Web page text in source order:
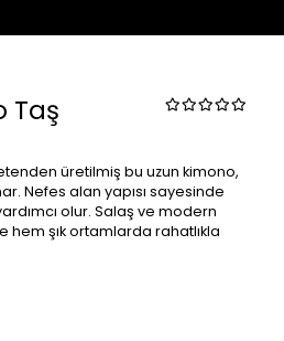
Taş
üretilmiş bu uzun kimono,
Nefes alan yapısı sayesinde
olur. Salaş ve modern
şık ortamlarda rahatlıkla